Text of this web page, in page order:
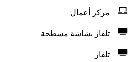
مركز أعمال
تلفاز بشاشة مسطحة
تلفاز